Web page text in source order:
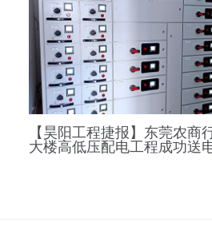
【昊阳工程捷报】东莞农商
大楼高低压配电工程成功送